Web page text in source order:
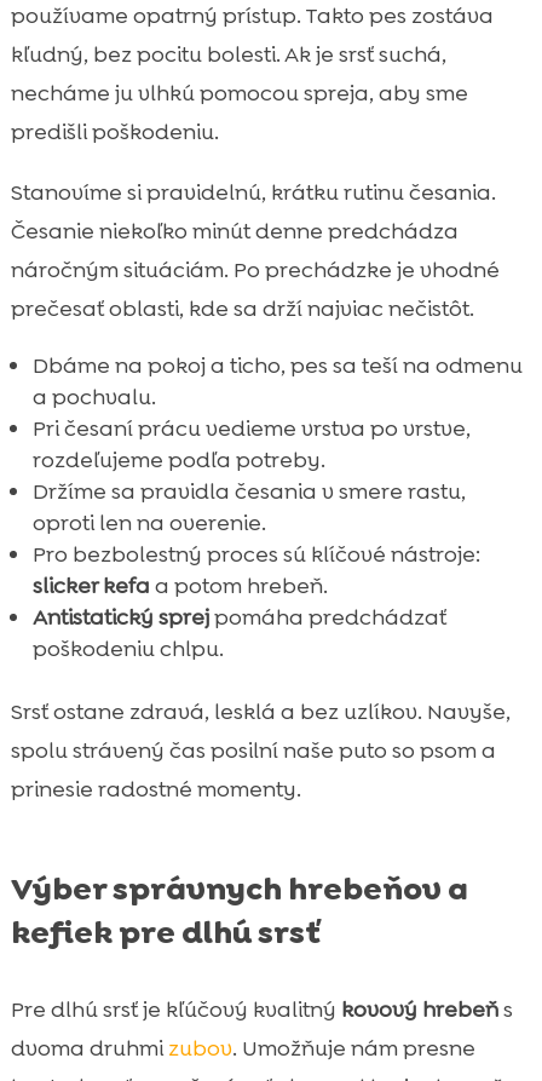
používame opatrný prístup. Takto pes zostáva
kľudný, bez pocitu bolesti. Ak je srsť suchá,
necháme ju vlhkú pomocou spreja, aby sme
predišli poškodeniu.
Stanovíme si pravidelnú, krátku rutinu česania.
Česanie niekoľko minút denne predchádza
náročným situáciám. Po prechádzke je vhodné
prečesať oblasti, kde sa drží najviac nečistôt.
Dbáme na pokoj a ticho, pes sa teší na odmenu
a pochvalu.
Pri česaní prácu vedieme vrstva po vrstve,
rozdeľujeme podľa potreby.
Držíme sa pravidla česania v smere rastu,
oproti len na overenie.
Pro bezbolestný proces sú klíčové nástroje:
slicker kefa a potom hrebeň.
Antistatický sprejpomáha predchádzať
poškodeniu chlpu.
Srsť ostane zdravá, lesklá a bez uzlíkov. Navyše,
spolu strávený čas posilní naše puto so psom a
prinesie radostné momenty.
Výber správnych hrebeňov a
kefiek pre dlhú srsť
Pre dlhú srsť je kľúčový kvalitný kovový hrebeňs
dvoma druhmizubov. Umožňuje nám presne